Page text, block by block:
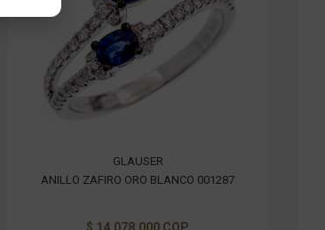
GLAUSER
ANILLO ZAFIRO ORO BLANCO 001287